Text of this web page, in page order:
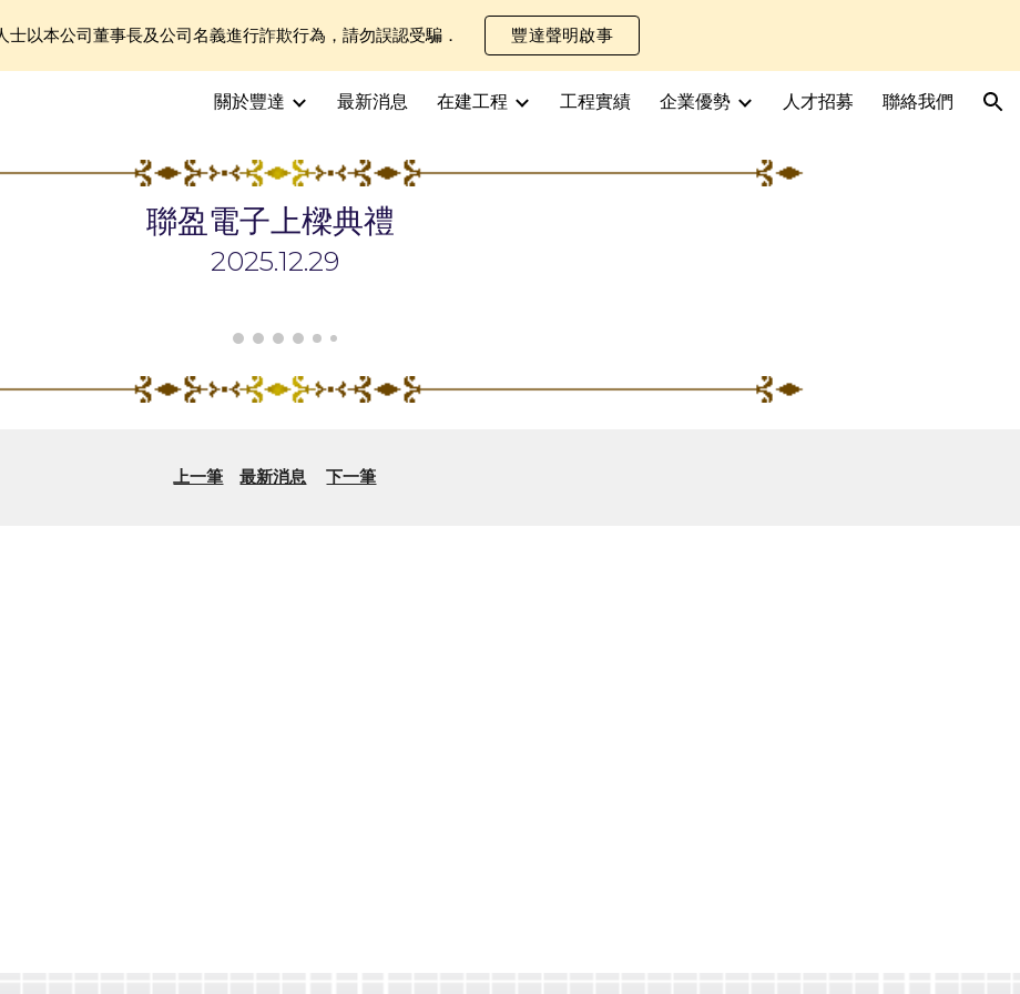
Skip to main content Skip to navigation
士以本公司董事長及公司名義進行詐欺行為，請勿誤認受騙． 豐達聲明啟事
關於豐達 最新消息 在建工程 工程實績 企業優勢 人才招募 聯絡我們
聯盈電子上樑典禮
2025.12.29
上一筆 最新消息 下一筆